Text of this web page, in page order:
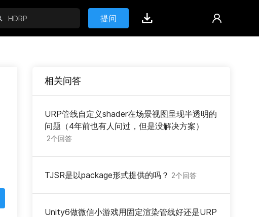
提问
相关问答
URP管线自定义shader在场景视图呈现半透明的
问题（4年前也有人问过，但是没解决方案）
2个回答
TJSR是以package形式提供的吗？ 2个回答
Unity6做微信小游戏用固定渲染管线好还是URP